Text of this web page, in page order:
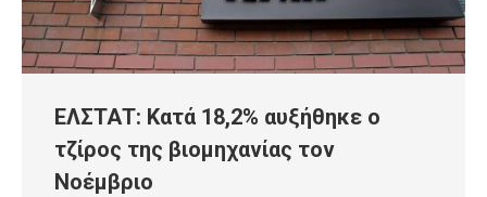
ΕΛΣΤΑΤ: Κατά 18,2% αυξήθηκε ο
τζίρος της βιομηχανίας τον
Νοέμβριο